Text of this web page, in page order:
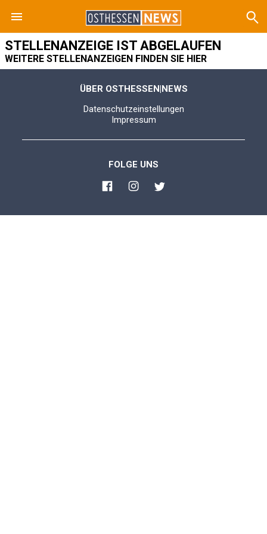
STELLENANZEIGE IST ABGELAUFEN
WEITERE STELLENANZEIGEN FINDEN SIE HIER
ÜBER OSTHESSEN|NEWS
Datenschutzeinstellungen
Impressum
FOLGE UNS